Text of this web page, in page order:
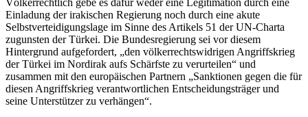
Einladung der irakischen Regierung noch durch eine akute
Selbstverteidigungslage im Sinne des Artikels 51 der UN-Charta
zugunsten der Türkei. Die Bundesregierung sei vor diesem
Hintergrund aufgefordert, „den völkerrechtswidrigen Angriffskrieg
der Türkei im Nordirak aufs Schärfste zu verurteilen“ und
zusammen mit den europäischen Partnern „Sanktionen gegen die für
diesen Angriffskrieg verantwortlichen Entscheidungsträger und
seine Unterstützer zu verhängen“.